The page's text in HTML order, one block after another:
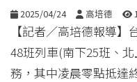
購
物
2025/04/24 高培德
【記者／高培德報導
48班列車(南下25班、
務，其中凌晨零點抵達